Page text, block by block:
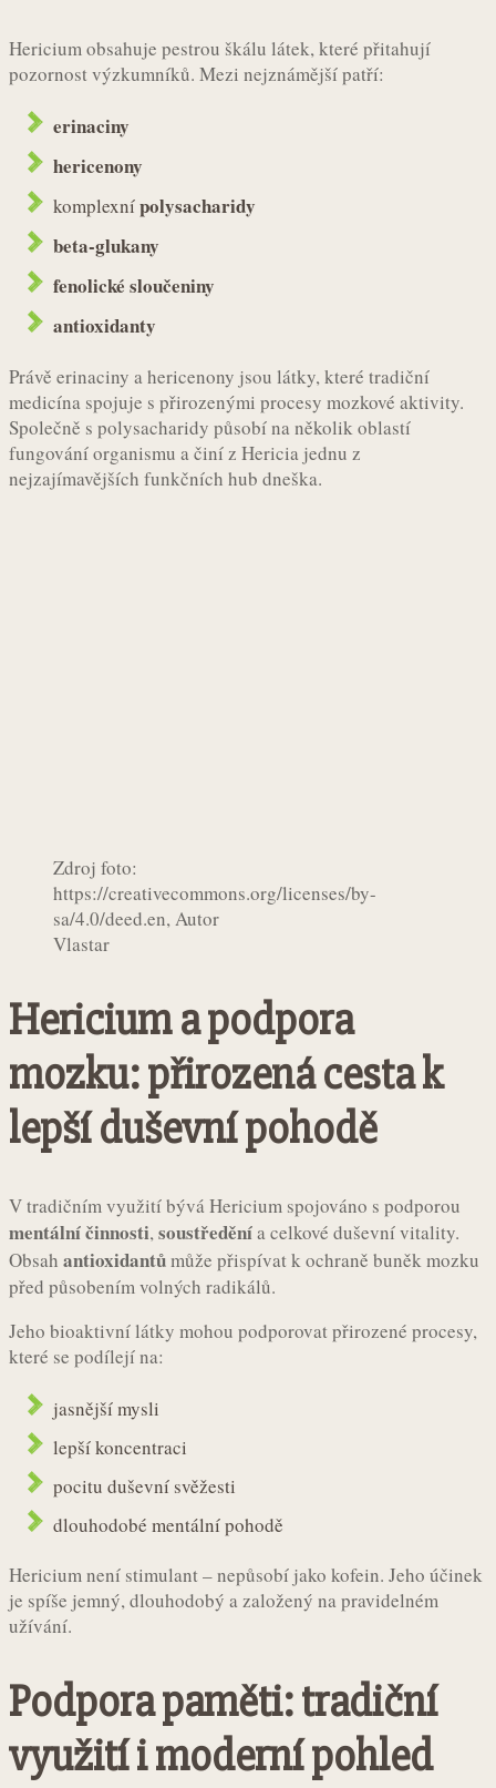
Hericium obsahuje pestrou škálu látek, které přitahují
pozornost výzkumníků. Mezi nejznámější patří:
erinaciny
hericenony
komplexnípolysacharidy
beta-glukany
fenolické sloučeniny
antioxidanty
Právě erinaciny a hericenony jsou látky, které tradiční
medicína spojuje s přirozenými procesy mozkové aktivity.
Společně s polysacharidy působí na několik oblastí
fungování organismu a činí z Hericia jednu z
nejzajímavějších funkčních hub dneška.
Zdroj foto:
https://creativecommons.org/licenses/by-
sa/4.0/deed.en, Autor
Vlastar
Hericium a podpora
mozku: přirozená cesta k
lepší duševní pohodě
V tradičním využití bývá Hericium spojováno s podporou
mentální činnosti,soustředěnía celkové duševní vitality.
Obsah antioxidantůmůže přispívat k ochraně buněk mozku
před působením volných radikálů.
Jeho bioaktivní látky mohou podporovat přirozené procesy,
které se podílejí na:
jasnější mysli
lepší koncentraci
pocitu duševní svěžesti
dlouhodobé mentální pohodě
Hericium není stimulant – nepůsobí jako kofein. Jeho účinek
je spíše jemný, dlouhodobý a založený na pravidelném
užívání.
Podpora paměti: tradiční
využití i moderní pohled